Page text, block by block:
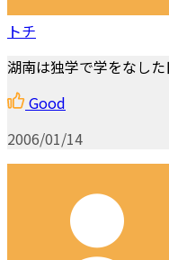
トチ
湖南は独学で学をなした
Good
2006/01/14